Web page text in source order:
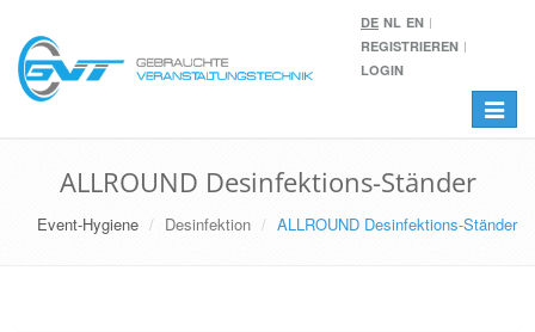
DE NL EN
REGISTRIEREN
LOGIN
Toggle
ALLROUND Desinfektions-Ständer
Event-Hygiene Desinfektion ALLROUND Desinfektions-Ständer